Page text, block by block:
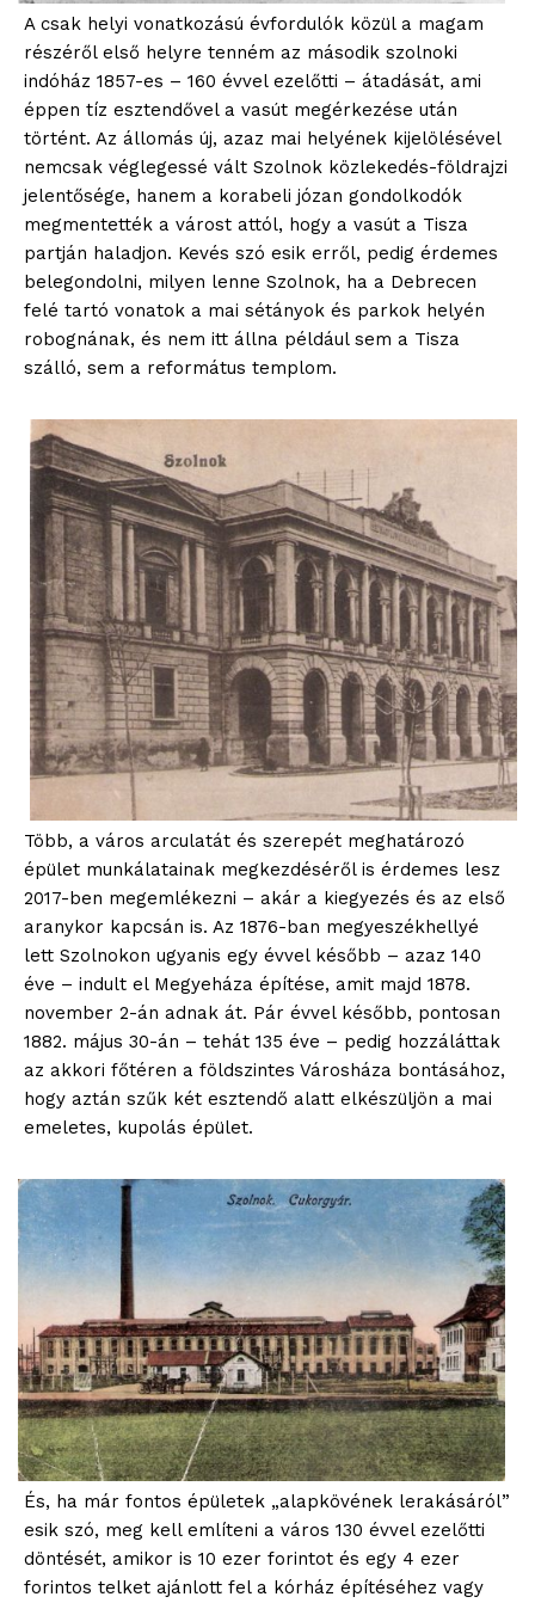
A csak helyi vonatkozású évfordulók közül a magam
részéről első helyre tenném az második szolnoki
indóház 1857-es – 160 évvel ezelőtti – átadását, ami
éppen tíz esztendővel a vasút megérkezése után
történt. Az állomás új, azaz mai helyének kijelölésével
nemcsak véglegessé vált Szolnok közlekedés-földrajzi
jelentősége, hanem a korabeli józan gondolkodók
megmentették a várost attól, hogy a vasút a Tisza
partján haladjon. Kevés szó esik erről, pedig érdemes
belegondolni, milyen lenne Szolnok, ha a Debrecen
felé tartó vonatok a mai sétányok és parkok helyén
robognának, és nem itt állna például sem a Tisza
szálló, sem a református templom.
Több, a város arculatát és szerepét meghatározó
épület munkálatainak megkezdéséről is érdemes lesz
2017-ben megemlékezni – akár a kiegyezés és az első
aranykor kapcsán is. Az 1876-ban megyeszékhellyé
lett Szolnokon ugyanis egy évvel később – azaz 140
éve – indult el Megyeháza építése, amit majd 1878.
november 2-án adnak át. Pár évvel később, pontosan
1882. május 30-án – tehát 135 éve – pedig hozzáláttak
az akkori főtéren a földszintes Városháza bontásához,
hogy aztán szűk két esztendő alatt elkészüljön a mai
emeletes, kupolás épület.
És, ha már fontos épületek „alapkövének lerakásáról”
esik szó, meg kell említeni a város 130 évvel ezelőtti
döntését, amikor is 10 ezer forintot és egy 4 ezer
forintos telket ajánlott fel a kórház építéséhez vagy